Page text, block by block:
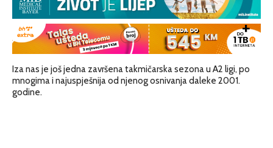
Iza nas je još jedna završena takmičarska sezona u A2 ligi, po
mnogima i najuspješnija od njenog osnivanja daleke 2001.
godine.